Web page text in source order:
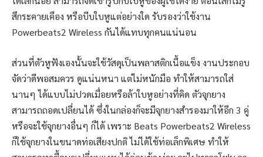
สึกระคายเคือง หรือบีบใบหูแต่อย่างใด รับรองว่าใช้งาน
Powerbeats2 Wireless กันได้แทบทุกคนแน่นอน
ส่วนที่ตัวหูฟังเองนั้นจะใช้วัสดุเป็นพลาสติกเนื้อแข็ง งานประกอบ
จัดว่าดีพอสมควร ดูแน่นหนา แต่ไม่หนักมือ ทำให้สามารถใส่
นานๆ ได้แบบไม่ปวดเมื่อยหรือล้าใบหูอย่างที่คิด ตัวจุกยาง
สามารถถอดเปลี่ยนได้ ซึ่งในกล่องก็จะมีจุกยางสำรองมาให้อีก 3 คู่
หรือจะใช้จุกยางอื่นๆ ก็ได้ เพราะ Beats Powerbeats2 Wireless
ก็ใช้จุกยางในขนาดท่อเสียงปกติ ไม่ได้ใช้ท่อเล็กพิเศษ ทำให้